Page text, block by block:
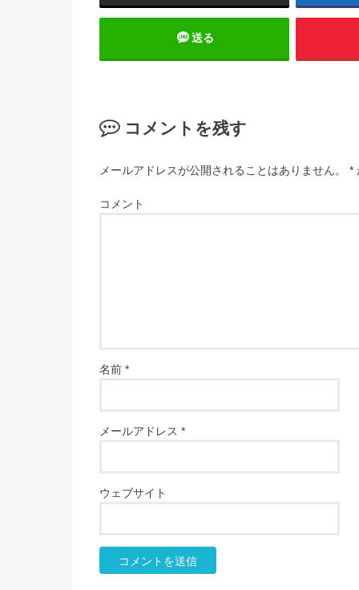
送る
コメントを残す
メールアドレスが公開されることはありません。 *
コメント
名前 *
メールアドレス *
ウェブサイト